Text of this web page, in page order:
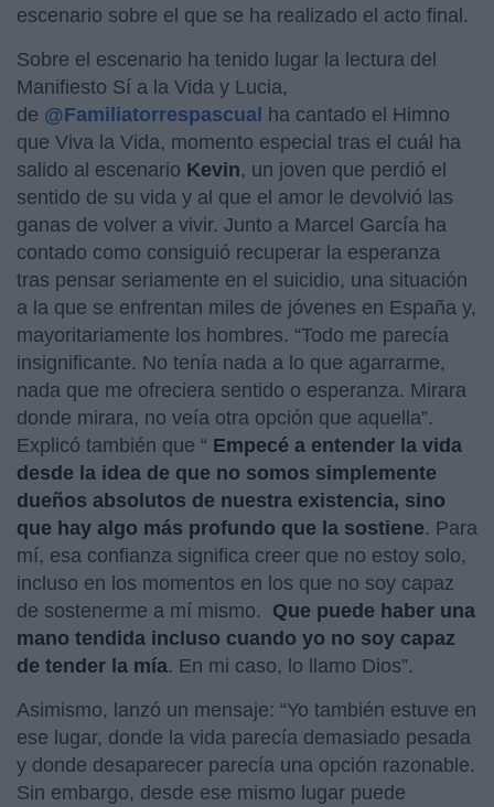
escenario sobre el que se ha realizado el acto final.
Sobre el escenario ha tenido lugar la lectura del
Manifiesto Sí a la Vida y Lucia,
de @Familiatorrespascual ha cantado el Himno
que Viva la Vida, momento especial tras el cuál ha
salido al escenario Kevin, un joven que perdió el
sentido de su vida y al que el amor le devolvió las
ganas de volver a vivir. Junto a Marcel García ha
contado como consiguió recuperar la esperanza
tras pensar seriamente en el suicidio, una situación
a la que se enfrentan miles de jóvenes en España y,
mayoritariamente los hombres. “Todo me parecía
insignificante. No tenía nada a lo que agarrarme,
nada que me ofreciera sentido o esperanza. Mirara
donde mirara, no veía otra opción que aquella”.
Explicó también que “ Empecé a entender la vida
desde la idea de que no somos simplemente
dueños absolutos de nuestra existencia, sino
que hay algo más profundo que la sostiene. Para
mí, esa confianza significa creer que no estoy solo,
incluso en los momentos en los que no soy capaz
de sostenerme a mí mismo.
Que puede haber una
mano tendida incluso cuando yo no soy capaz
de tender la mía. En mi caso, lo llamo Dios”.
Asimismo, lanzó un mensaje: “Yo también estuve en
ese lugar, donde la vida parecía demasiado pesada
y donde desaparecer parecía una opción razonable.
Sin embargo, desde ese mismo lugar puede